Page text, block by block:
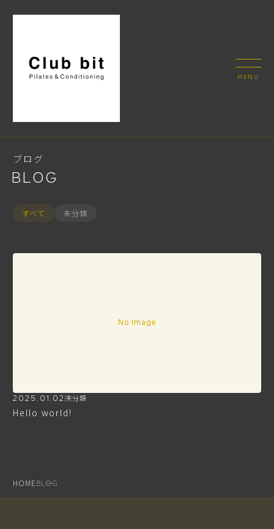
BLOG
ブログ
すべて 未分類
No Image
2025.01.02 未分類
Hello world!
HOMEBLOG